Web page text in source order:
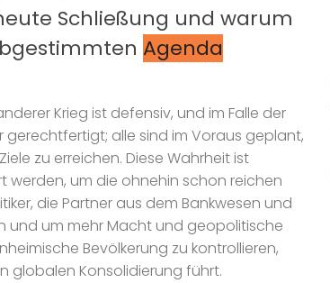
Schließung und warum
Agenda
Krieg ist defensiv, und im Falle der
gerechtfertigt; alle sind im Voraus geplant,
zu erreichen. Diese Wahrheit ist
werden, um die ohnehin schon reichen
die Partner aus dem Bankwesen und
und um mehr Macht und geopolitische
Bevölkerung zu kontrollieren,
globalen Konsolidierung führt.